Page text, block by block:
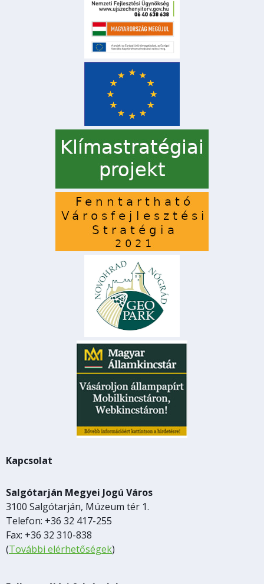
Kapcsolat
Salgótarján Megyei Jogú Város
3100 Salgótarján, Múzeum tér 1.
Telefon: +36 32 417-255
Fax: +36 32 310-838
(További elérhetőségek)